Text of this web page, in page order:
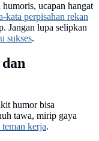
ucapan hangat
kata perpisahan rekan
Jangan lupa selipkan
sukses.
humor bisa
tawa, mirip gaya
kerja.